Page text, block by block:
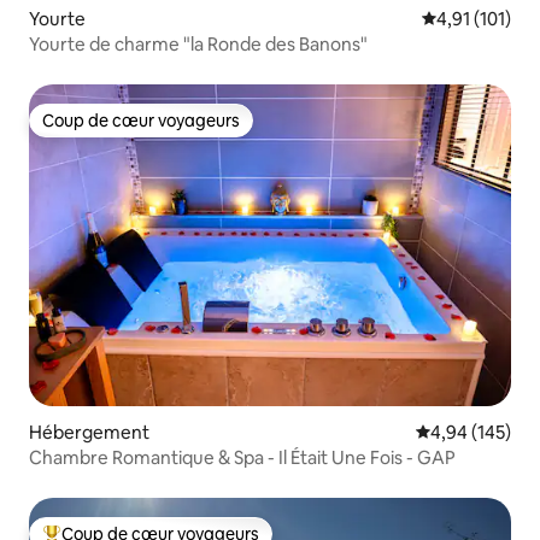
Yourte Évaluation
4,91 (101)
Yourte de charme "la Ronde des Banons"
Coup de cœur voyageurs
Coup de cœur voyageurs
Hébergement Évaluation
4,94 (145)
Chambre Romantique & Spa - Il Était Une Fois - GAP
Coup de cœur voyageurs